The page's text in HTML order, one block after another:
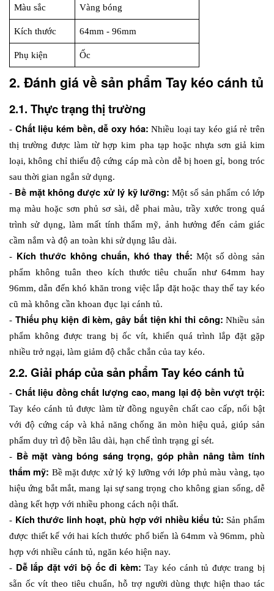
Màu sắc Vàng bóng
Kích thước 64mm - 96mm
Phụ kiện Ốc
2. Đánh giá về sản phẩm Tay kéo cánh tủ
2.1. Thực trạng thị trường
- Chất liệu kém bền, dễ oxy hóa: Nhiều loại tay kéo giá rẻ trên
thị trường được làm từ hợp kim pha tạp hoặc nhựa sơn giả kim
loại, không chỉ thiếu độ cứng cáp mà còn dễ bị hoen gỉ, bong tróc
sau thời gian ngắn sử dụng.
- Bề mặt không được xử lý kỹ lưỡng: Một số sản phẩm có lớp
mạ màu hoặc sơn phủ sơ sài, dễ phai màu, trầy xước trong quá
trình sử dụng, làm mất tính thẩm mỹ, ảnh hưởng đến cảm giác
cầm nắm và độ an toàn khi sử dụng lâu dài.
- Kích thước không chuẩn, khó thay thế: Một số dòng sản
phẩm không tuân theo kích thước tiêu chuẩn như 64mm hay
96mm, dẫn đến khó khăn trong việc lắp đặt hoặc thay thế tay kéo
cũ mà không cần khoan đục lại cánh tủ.
- Thiếu phụ kiện đi kèm, gây bất tiện khi thi công: Nhiều sản
phẩm không được trang bị ốc vít, khiến quá trình lắp đặt gặp
nhiều trở ngại, làm giảm độ chắc chắn của tay kéo.
2.2. Giải pháp của sản phẩm Tay kéo cánh tủ
- Chất liệu đồng chất lượng cao, mang lại độ bền vượt trội:
Tay kéo cánh tủ được làm từ đồng nguyên chất cao cấp, nổi bật
với độ cứng cáp và khả năng chống ăn mòn hiệu quả, giúp sản
phẩm duy trì độ bền lâu dài, hạn chế tình trạng gỉ sét.
- Bề mặt vàng bóng sáng trọng, góp phần nâng tầm tính
thẩm mỹ: Bề mặt được xử lý kỹ lưỡng với lớp phủ màu vàng, tạo
hiệu ứng bắt mắt, mang lại sự sang trọng cho không gian sống, dễ
dàng kết hợp với nhiều phong cách nội thất.
- Kích thước linh hoạt, phù hợp với nhiều kiểu tủ: Sản phẩm
được thiết kế với hai kích thước phổ biến là 64mm và 96mm, phù
hợp với nhiều cánh tủ, ngăn kéo hiện nay.
- Dễ lắp đặt với bộ ốc đi kèm: Tay kéo cánh tủ được trang bị
sẵn ốc vít theo tiêu chuẩn, hỗ trợ người dùng thực hiện thao tác